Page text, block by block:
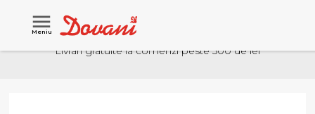
Meniu
Livrari gratuite la comenzi peste 500 de lei